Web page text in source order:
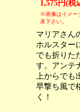
1,575円(税
※画像はイメー
承下さい。
マリアさん
ホルスター
でも折りた
す。アンテ
上からで
早撃ち風で
く！